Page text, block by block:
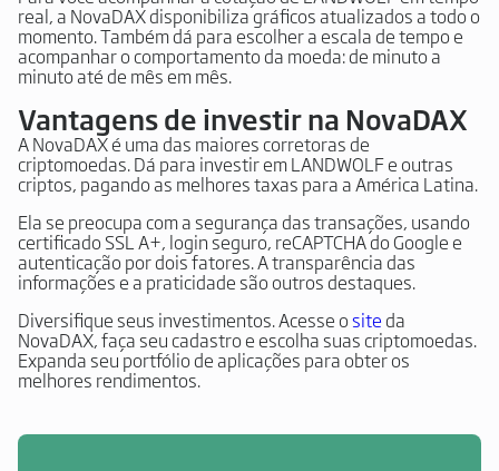
real, a NovaDAX disponibiliza gráficos atualizados a todo o
momento. Também dá para escolher a escala de tempo e
acompanhar o comportamento da moeda: de minuto a
minuto até de mês em mês.
Vantagens de investir na NovaDAX
A NovaDAX é uma das maiores corretoras de
criptomoedas. Dá para investir em LANDWOLF e outras
criptos, pagando as melhores taxas para a América Latina.
Ela se preocupa com a segurança das transações, usando
certificado SSL A+, login seguro, reCAPTCHA do Google e
autenticação por dois fatores. A transparência das
informações e a praticidade são outros destaques.
Diversifique seus investimentos. Acesse ositeda
NovaDAX, faça seu cadastro e escolha suas criptomoedas.
Expanda seu portfólio de aplicações para obter os
melhores rendimentos.